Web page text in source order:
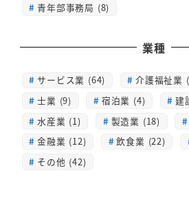
青年部事務局 (8)
業種
サービス業 (64) 介護福祉業
士業 (9)
宿泊業 (4)
建
水産業 (1)
製造業 (18)
金融業 (12)
飲食業 (22)
その他 (42)